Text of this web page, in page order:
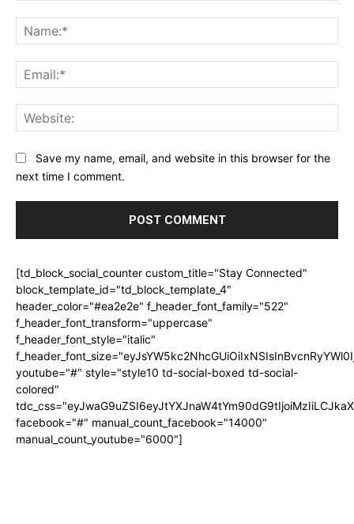
Save my name, email, and website in this browser for the
next time I comment.
[td_block_social_counter custom_title="Stay Connected"
block_template_id="td_block_template_4"
header_color="#ea2e2e" f_header_font_family="522"
f_header_font_transform="uppercase"
f_header_font_style="italic"
youtube="#" style="style10 td-social-boxed td-social-
colored"
facebook="#" manual_count_facebook="14000"
manual_count_youtube="6000"]